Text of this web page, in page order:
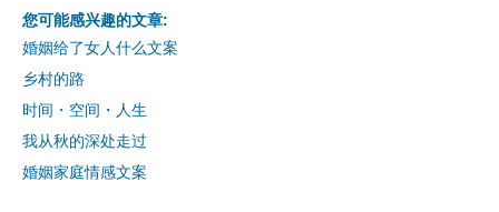
您可能感兴趣的文章:
婚姻给了女人什么文案
乡村的路
时间・空间・人生
我从秋的深处走过
婚姻家庭情感文案